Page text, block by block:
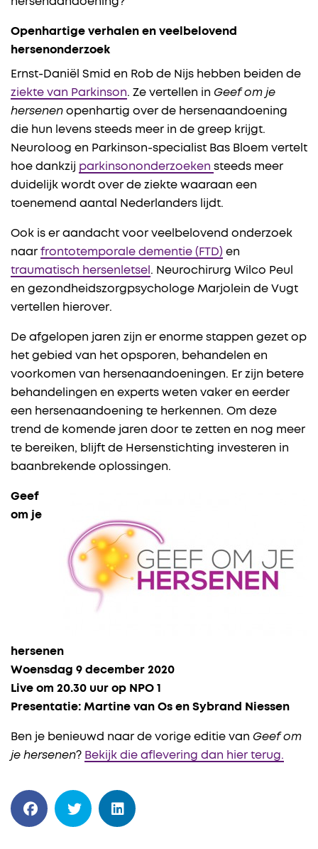
Openhartige verhalen en veelbelovend
hersenonderzoek
Ernst-Daniël Smid en Rob de Nijs hebben beiden de
ziekte van Parkinson. Ze vertellen in Geef om je
hersenen openhartig over de hersenaandoening
die hun levens steeds meer in de greep krijgt.
Neuroloog en Parkinson-specialist Bas Bloem vertelt
hoe dankzij parkinsononderzoeken steeds meer
duidelijk wordt over de ziekte waaraan een
toenemend aantal Nederlanders lijdt.
Ook is er aandacht voor veelbelovend onderzoek
naar frontotemporale dementie (FTD) en
traumatisch hersenletsel . Neurochirurg Wilco Peul
en gezondheidszorgpsychologe Marjolein de Vugt
vertellen hierover.
De afgelopen jaren zijn er enorme stappen gezet op
het gebied van het opsporen, behandelen en
voorkomen van hersenaandoeningen. Er zijn betere
behandelingen en experts weten vaker en eerder
een hersenaandoening te herkennen. Om deze
trend de komende jaren door te zetten en nog meer
te bereiken, blijft de Hersenstichting investeren in
baanbrekende oplossingen.
Geef
om je
hersenen
Woensdag 9 december 2020
Live om 20.30 uur op NPO 1
Presentatie: Martine van Os en Sybrand Niessen
Ben je benieuwd naar de vorige editie van Geef om
je hersenen? Bekijk die aflevering dan hier terug.